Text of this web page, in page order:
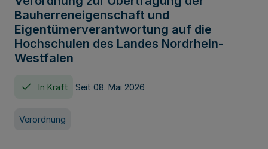
Bauherreneigenschaft und
Eigentümerverantwortung auf die
Hochschulen des Landes Nordrhein-
Westfalen
In Kraft Seit 08. Mai 2026
Verordnung